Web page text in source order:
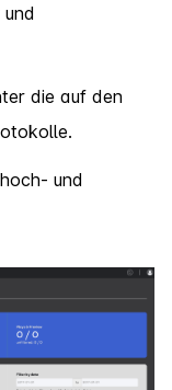
die auf den
und